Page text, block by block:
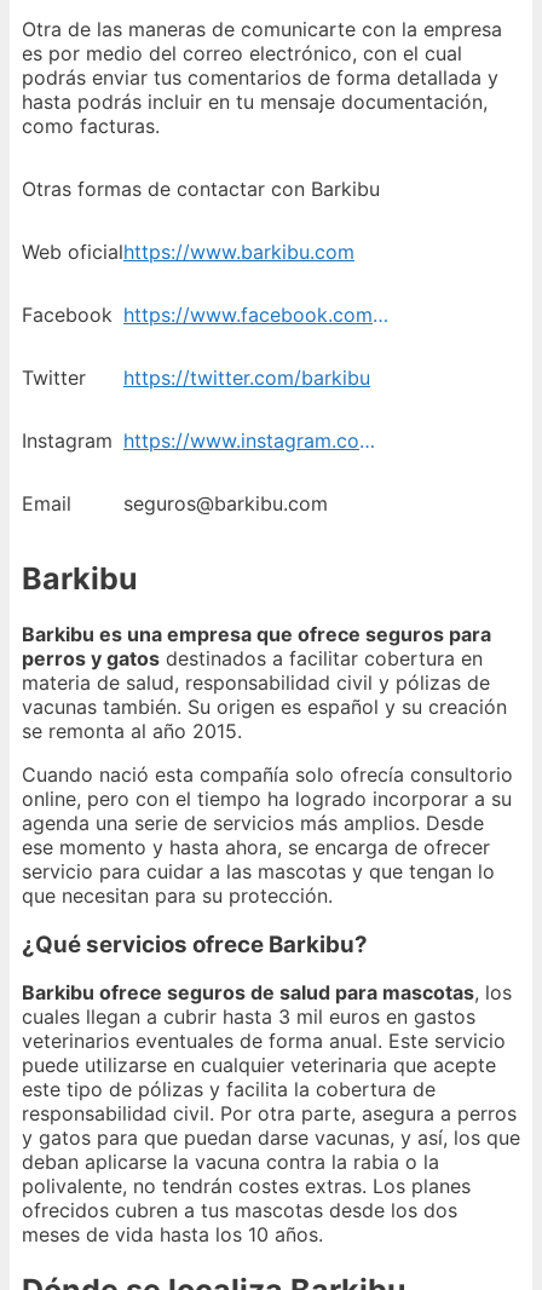
Otra de las maneras de comunicarte con la empresa
es por medio del correo electrónico, con el cual
podrás enviar tus comentarios de forma detallada y
hasta podrás incluir en tu mensaje documentación,
como facturas.
Otras formas de contactar con Barkibu
Web oficialhttps://www.barkibu.com
Facebook https://www.facebook.com/barkibu
Twitter https://twitter.com/barkibu
Instagram https://www.instagram.com/barkibu/
Email seguros@barkibu.com
Barkibu
Barkibu es una empresa que ofrece seguros para
perros y gatos destinados a facilitar cobertura en
materia de salud, responsabilidad civil y pólizas de
vacunas también. Su origen es español y su creación
se remonta al año 2015.
Cuando nació esta compañía solo ofrecía consultorio
online, pero con el tiempo ha logrado incorporar a su
agenda una serie de servicios más amplios. Desde
ese momento y hasta ahora, se encarga de ofrecer
servicio para cuidar a las mascotas y que tengan lo
que necesitan para su protección.
¿Qué servicios ofrece Barkibu?
Barkibu ofrece seguros de salud para mascotas, los
cuales llegan a cubrir hasta 3 mil euros en gastos
veterinarios eventuales de forma anual. Este servicio
puede utilizarse en cualquier veterinaria que acepte
este tipo de pólizas y facilita la cobertura de
responsabilidad civil. Por otra parte, asegura a perros
y gatos para que puedan darse vacunas, y así, los que
deban aplicarse la vacuna contra la rabia o la
polivalente, no tendrán costes extras. Los planes
ofrecidos cubren a tus mascotas desde los dos
meses de vida hasta los 10 años.